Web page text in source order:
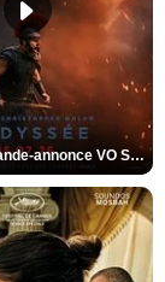
L'Odyssée Bande-annonce VO STFR